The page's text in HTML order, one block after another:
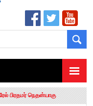
பிரதமர் நெதன்யாகு